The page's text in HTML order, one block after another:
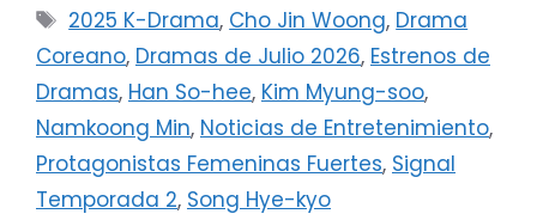
Etiquetas
2025 K-Drama, Cho Jin Woong, Drama
Coreano, Dramas de Julio 2026, Estrenos de
Dramas, Han So-hee, Kim Myung-soo,
Namkoong Min, Noticias de Entretenimiento,
Protagonistas Femeninas Fuertes, Signal
Temporada 2, Song Hye-kyo